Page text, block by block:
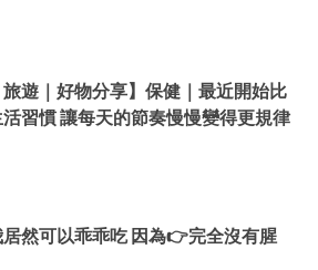
旅遊｜好物分享】保健｜最近開始比
習慣 讓每天的節奏慢慢變得更規律
居然可以乖乖吃 因為👉完全沒有腥